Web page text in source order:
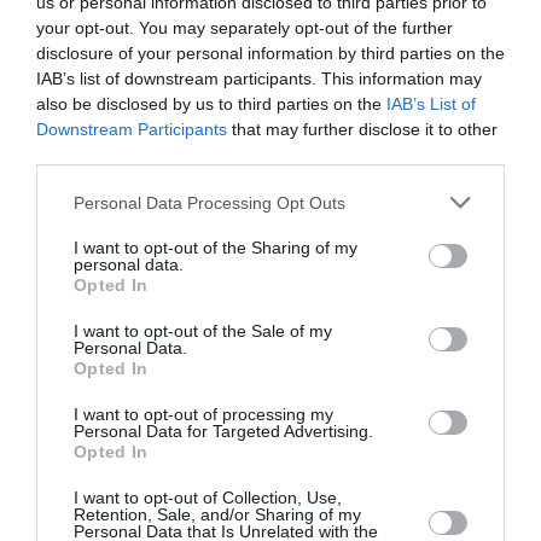
your opt-out. You may separately opt-out of the further
disclosure of your personal information by third parties on the
IAB’s list of downstream participants. This information may
also be disclosed by us to third parties on the IAB’s List of
Downstream Participants that may further disclose it to other
Please note that this website/app uses one or more Google
not limited to your visit or usage behaviour. You may click to
grant or deny consent to Google and its third-party tags to
use your data for below specified purposes in below Google
consent section.
Personal Data Processing Opt Outs
I want to opt-out of the Sharing of my
personal data.
Opted In
I want to opt-out of the Sale of my
Personal Data.
Opted In
I want to opt-out of processing my
Personal Data for Targeted Advertising.
Opted In
I want to opt-out of Collection, Use,
Retention, Sale, and/or Sharing of my
Personal Data that Is Unrelated with the
Νέα Οδός/ Κεντρική Οδός: 4 σημαντικές
διακρίσεις στα Sponsorship Awards
Με τέσσερις σημαντικές διακρίσεις στα Sponsorship
Awards, που διοργανώνονται από την BOUSSIAS
Communications, ξεχώρισαν η Νέα Οδός και η Κεντρική